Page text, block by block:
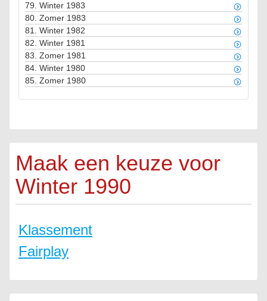
79. Winter 1983
80. Zomer 1983
81. Winter 1982
82. Winter 1981
83. Zomer 1981
84. Winter 1980
85. Zomer 1980
Maak een keuze voor
Winter 1990
Klassement
Fairplay